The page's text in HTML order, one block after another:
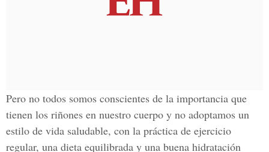
Pero no todos somos conscientes de la importancia que
tienen los riñones en nuestro cuerpo y no adoptamos un
estilo de vida saludable, con la práctica de ejercicio
regular, una dieta equilibrada y una buena hidratación